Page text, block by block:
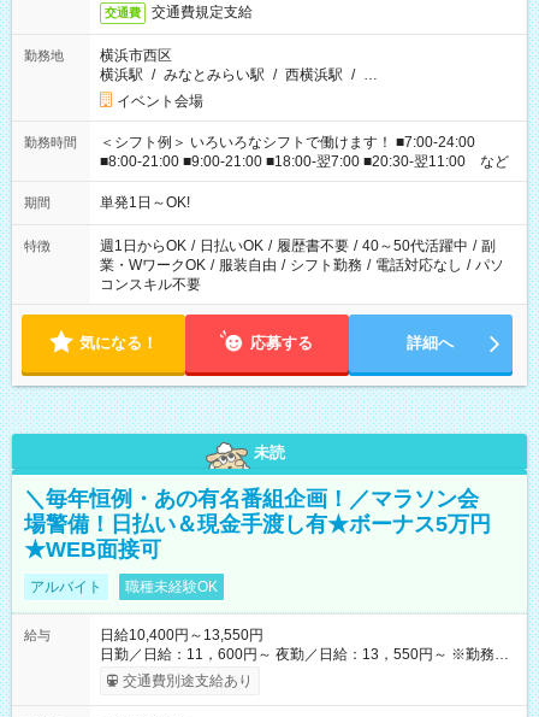
交通費 交通費規定支給
勤務地
横浜市西区
横浜駅 / みなとみらい駅 / 西横浜駅 / …
イベント会場
勤務時間
＜シフト例＞ いろいろなシフトで働けます！ ■7:00-24:00
■8:00-21:00 ■9:00-21:00 ■18:00-翌7:00 ■20:30-翌11:00 など
期間 単発1日～OK!
特徴 週1日からOK / 日払いOK / 履歴書不要 / 40～50代活躍中 / 副
業・WワークOK / 服装自由 / シフト勤務 / 電話対応なし / パソ
コンスキル不要
気になる！ 応募する 詳細へ
未読
＼毎年恒例・あの有名番組企画！／マラソン会
場警備！日払い＆現金手渡し有★ボーナス5万円
★WEB面接可
アルバイト 職種未経験OK
給与
日給10,400円～13,550円
日勤／日給：11，600円～ 夜勤／日給：13，550円～ ※勤務数
が週2日以下の場合 日勤／日給：10，400円 夜勤／日給：12，
350円 ■交通費別途全額支給 ※規定あり ■支払方法：日払い └日
交通費別途支給あり